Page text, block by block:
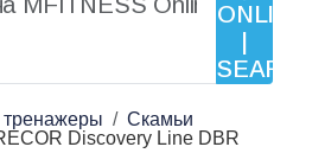
Скамьи
Discovery Line DBR